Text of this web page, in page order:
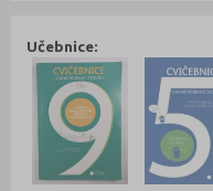
Učebnice: